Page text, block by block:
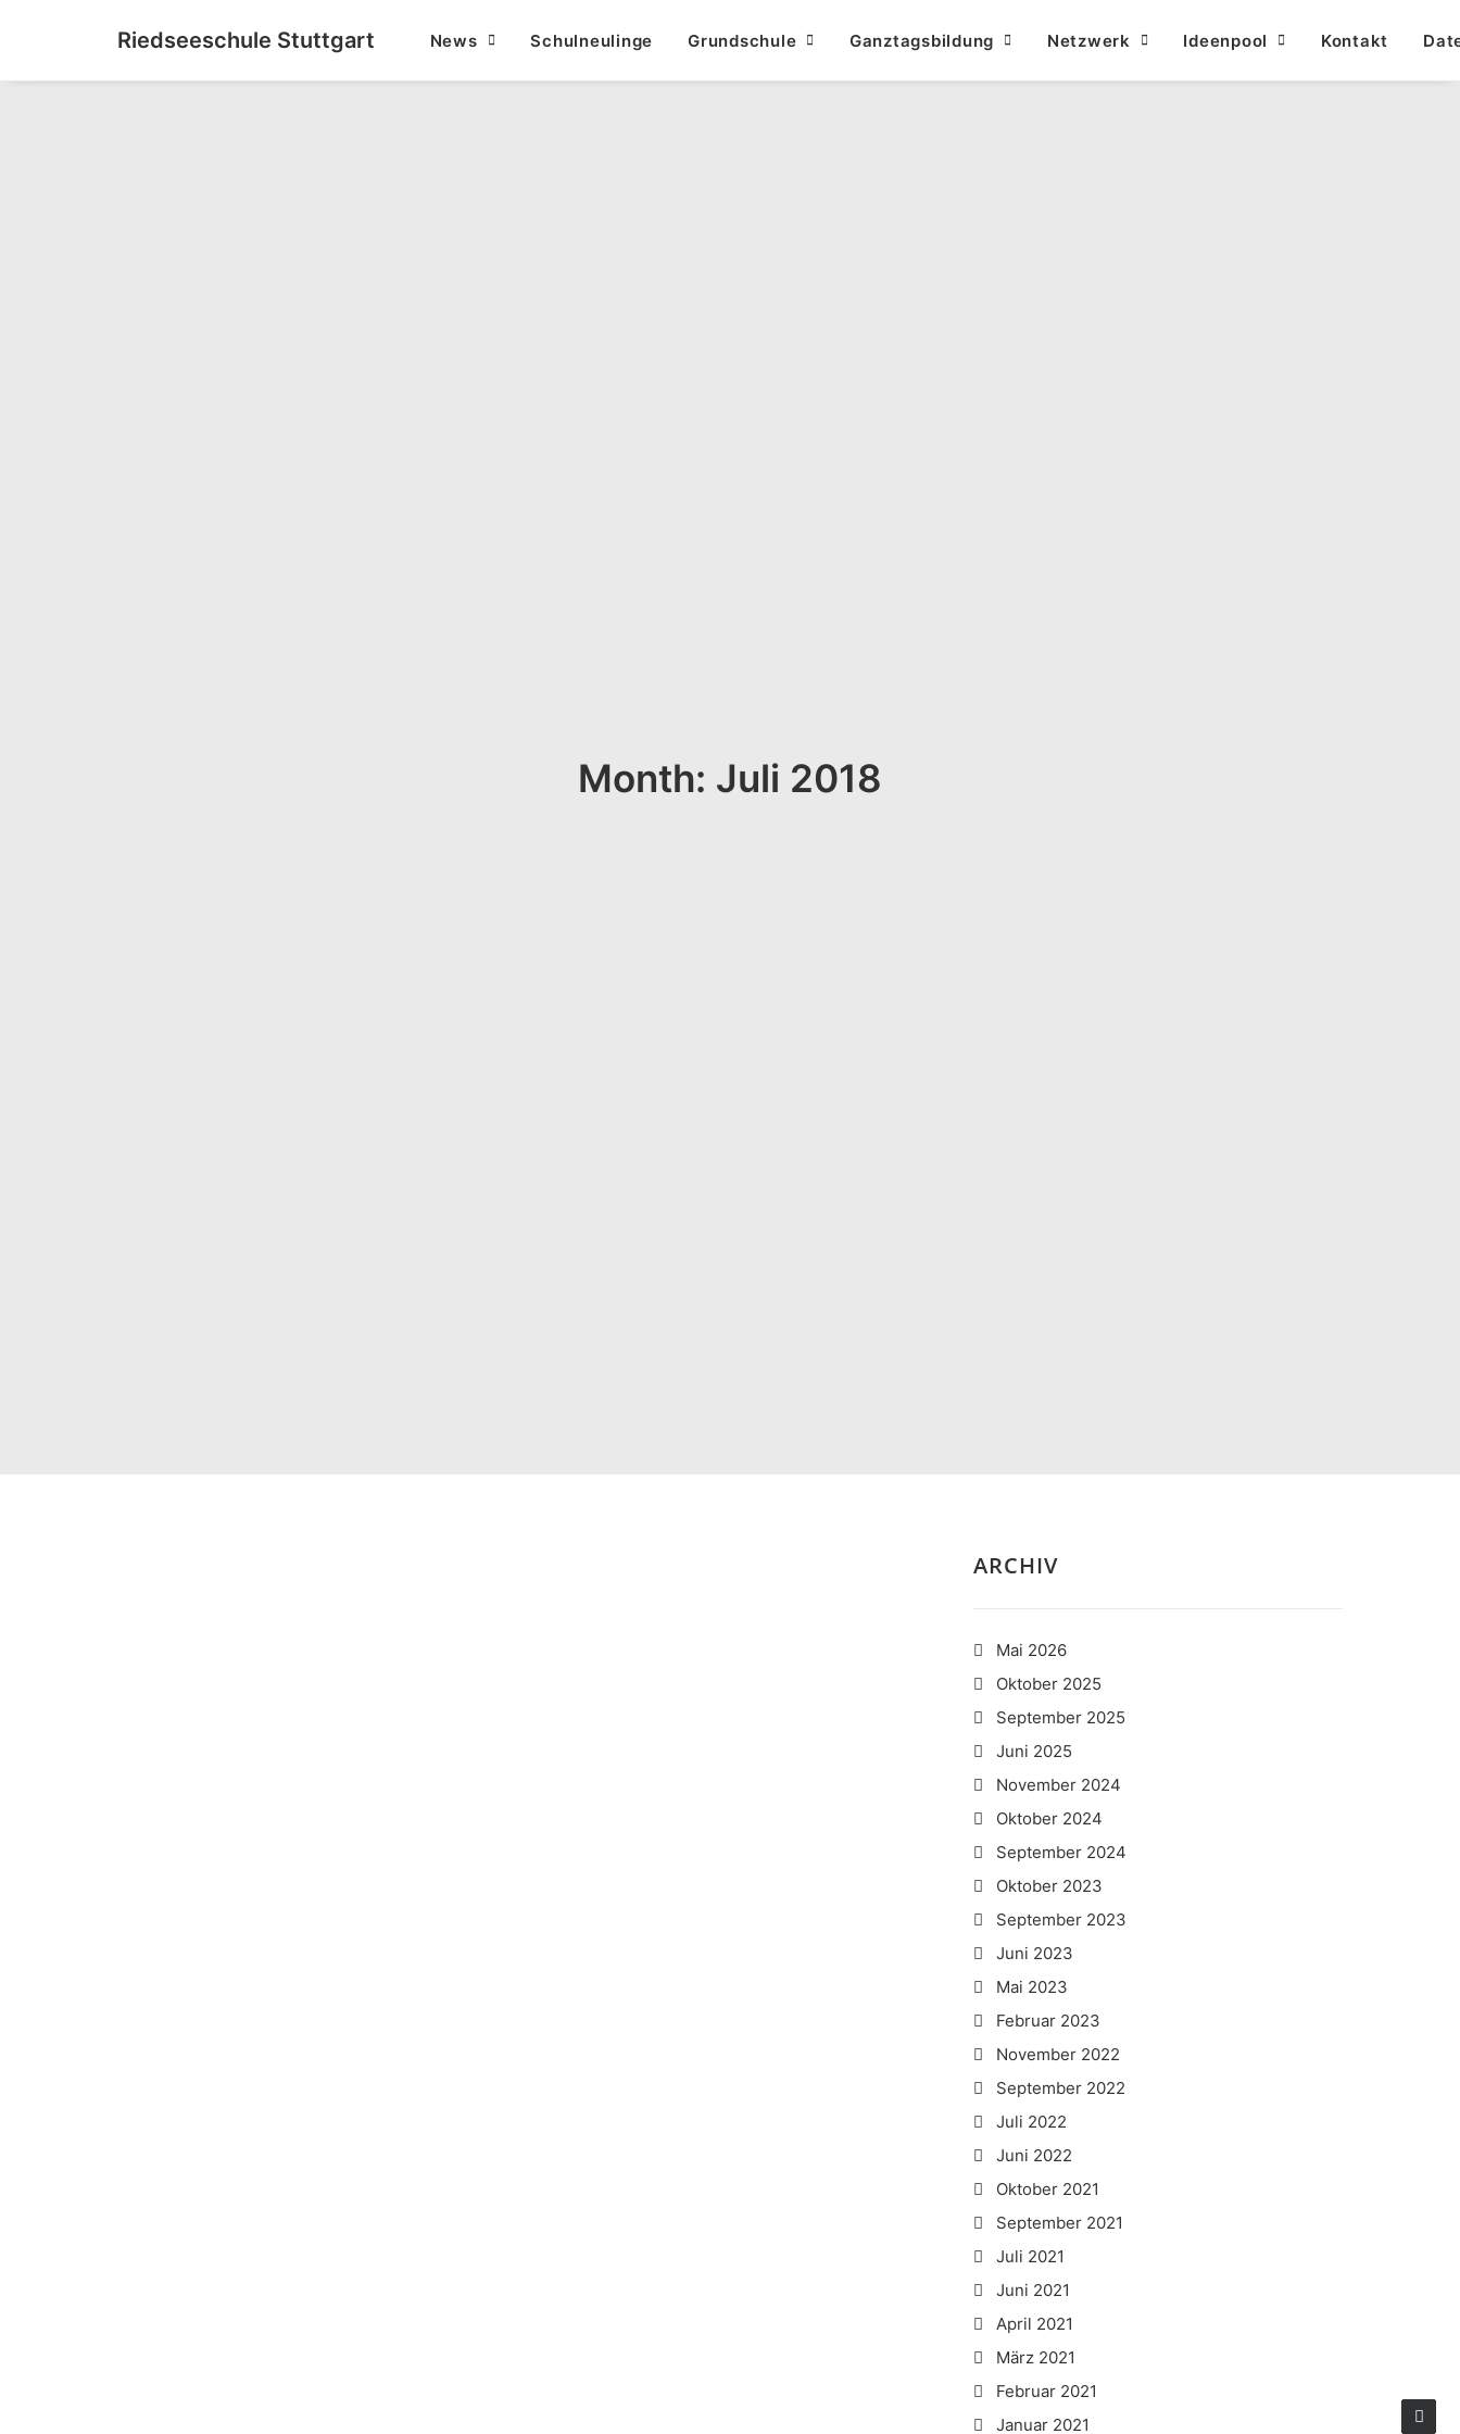
Riedseeschule Stuttgart News Schulneulinge Grundschule Ganztagsbildung Netzwerk Ideenpool Kontakt
Month: Juli 2018
ARCHIV
Mai 2026
Oktober 2025
September 2025
Juni 2025
November 2024
Oktober 2024
September 2024
Oktober 2023
September 2023
Juni 2023
Mai 2023
Februar 2023
November 2022
September 2022
Juli 2022
Juni 2022
Oktober 2021
September 2021
Juli 2021
Juni 2021
April 2021
März 2021
Februar 2021
Januar 2021